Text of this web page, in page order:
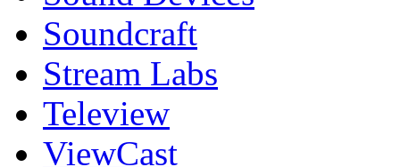
Soundcraft
Stream Labs
Teleview
ViewCast